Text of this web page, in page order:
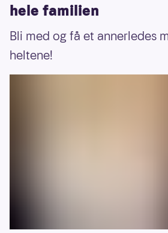
hele familien
Bli med og få et annerledes
heltene!